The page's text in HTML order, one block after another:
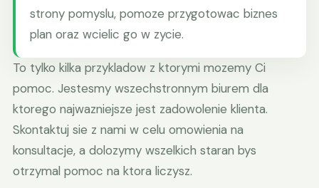
strony pomyslu, pomoze przygotowac biznes
plan oraz wcielic go w zycie.
To tylko kilka przykladow z ktorymi mozemy Ci
pomoc. Jestesmy wszechstronnym biurem dla
ktorego najwazniejsze jest zadowolenie klienta.
Skontaktuj sie z nami w celu omowienia na
konsultacje, a dolozymy wszelkich staran bys
otrzymal pomoc na ktora liczysz.